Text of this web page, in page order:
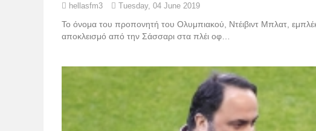
hellasfm3 Tuesday, 04 June 2019
Το όνομα του προπονητή του Ολυμπιακού, Ντέιβιντ Μπλατ,
αποκλεισμό από την Σάσσαρι στα πλέι οφ…